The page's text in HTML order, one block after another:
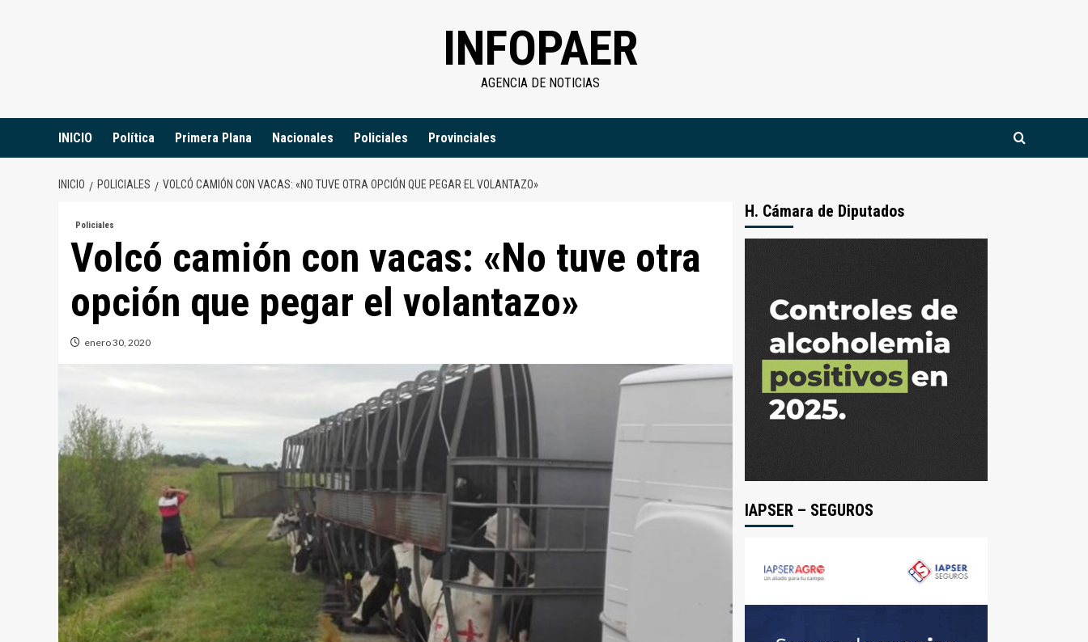
INFOPAER
AGENCIA DE NOTICIAS
INICIO Política Primera Plana Nacionales Policiales Provinciales
INICIO POLICIALES VOLCÓ CAMIÓN CON VACAS: «NO TUVE OTRA OPCIÓN QUE PEGAR EL VOLANTAZO»
Policiales
Volcó camión con vacas: «No tuve otra
opción que pegar el volantazo»
enero 30, 2020
H. Cámara de Diputados
IAPSER – SEGUROS